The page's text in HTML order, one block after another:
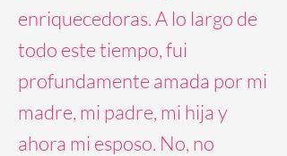
enriquecedoras. A lo largo de
todo este tiempo, fui
profundamente amada por mi
madre, mi padre, mi hija y
ahora mi esposo. No, no